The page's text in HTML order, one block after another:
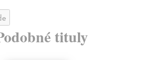
tituly